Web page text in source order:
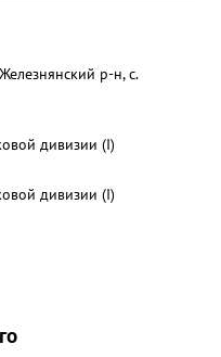
р-н, с.
дивизии (I)
дивизии (I)